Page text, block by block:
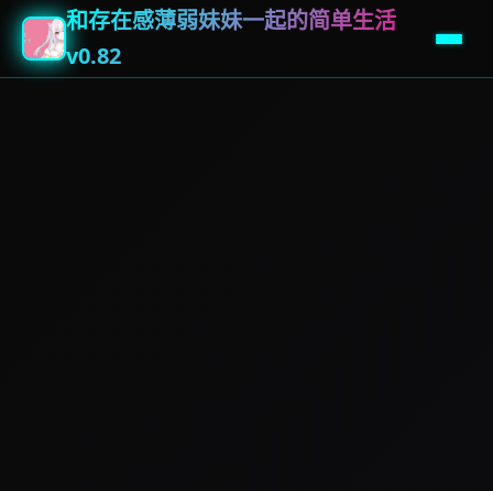
和存在感薄弱妹妹一起的简单生活
v0.82